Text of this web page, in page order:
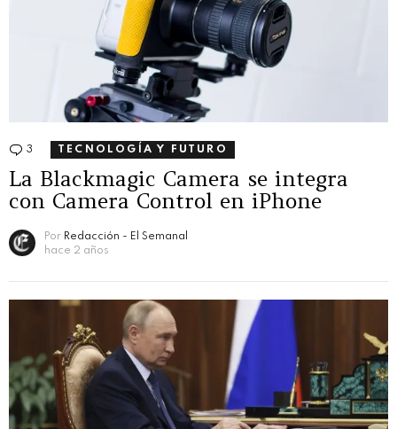
3 Comentarios
TECNOLOGÍA Y FUTURO
La Blackmagic Camera se integra
con Camera Control en iPhone
Por Redacción - El Semanal
hace 2 años